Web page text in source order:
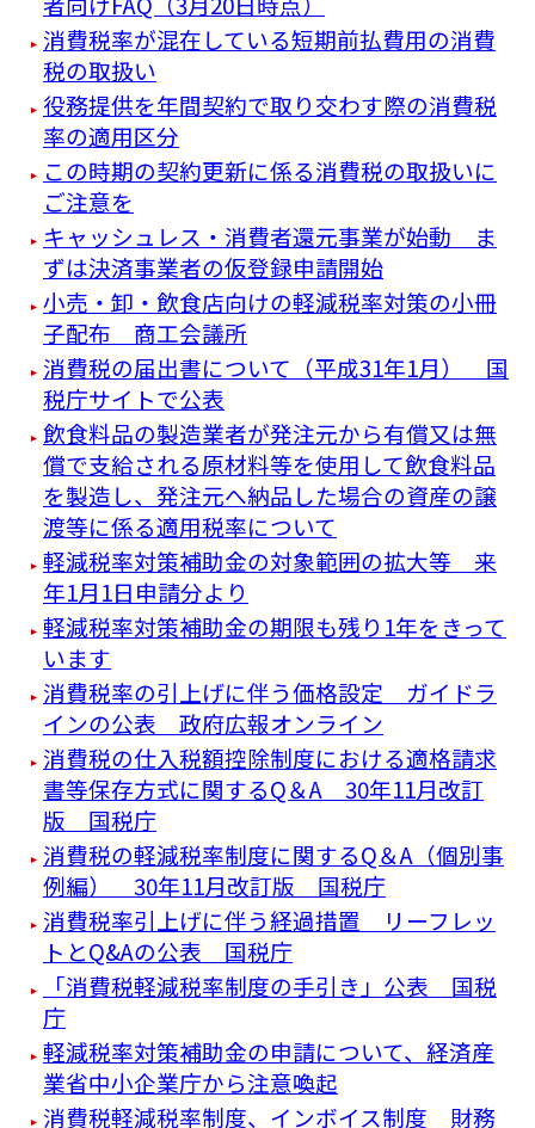
消費税率が混在している短期前払費用の消費
税の取扱い
役務提供を年間契約で取り交わす際の消費税
率の適用区分
この時期の契約更新に係る消費税の取扱いに
ご注意を
キャッシュレス・消費者還元事業が始動 ま
ずは決済事業者の仮登録申請開始
小売・卸・飲食店向けの軽減税率対策の小冊
子配布 商工会議所
消費税の届出書について（平成31年1月） 国
税庁サイトで公表
飲食料品の製造業者が発注元から有償又は無
償で支給される原材料等を使用して飲食料品
を製造し、発注元へ納品した場合の資産の譲
渡等に係る適用税率について
軽減税率対策補助金の対象範囲の拡大等 来
年1月1日申請分より
軽減税率対策補助金の期限も残り1年をきって
います
消費税率の引上げに伴う価格設定 ガイドラ
インの公表 政府広報オンライン
消費税の仕入税額控除制度における適格請求
書等保存方式に関するQ＆A 30年11月改訂
版 国税庁
消費税の軽減税率制度に関するQ＆A（個別事
例編） 30年11月改訂版 国税庁
消費税率引上げに伴う経過措置 リーフレッ
トとQ&Aの公表 国税庁
「消費税軽減税率制度の手引き」公表 国税
庁
軽減税率対策補助金の申請について、経済産
業省中小企業庁から注意喚起
消費税軽減税率制度、インボイス制度 財務